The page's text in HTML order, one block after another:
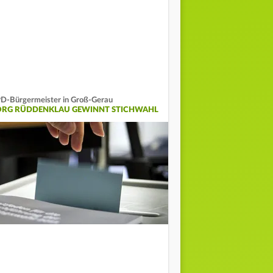
Bürgermeister in Groß-Gerau
RÜDDENKLAU GEWINNT STICHWAHL